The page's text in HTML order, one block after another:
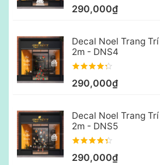
290,000₫
Decal Noel Trang
2m - DNS4
290,000₫
Decal Noel Trang
2m - DNS5
290,000₫